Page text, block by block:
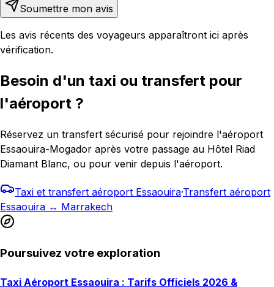
Soumettre mon avis
Les avis récents des voyageurs apparaîtront ici après
vérification.
Besoin d'un taxi ou transfert pour
l'aéroport ?
Réservez un transfert sécurisé pour rejoindre l'aéroport
Essaouira-Mogador après votre passage au Hôtel Riad
Diamant Blanc, ou pour venir depuis l'aéroport.
Taxi et transfert aéroport Essaouira·Transfert aéroport
Essaouira ↔ Marrakech
Poursuivez votre exploration
Taxi Aéroport Essaouira : Tarifs Officiels 2026 &